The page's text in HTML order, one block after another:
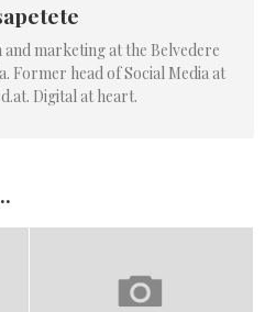
marketing at the Belvedere
Former head of Social Media at
Digital at heart.